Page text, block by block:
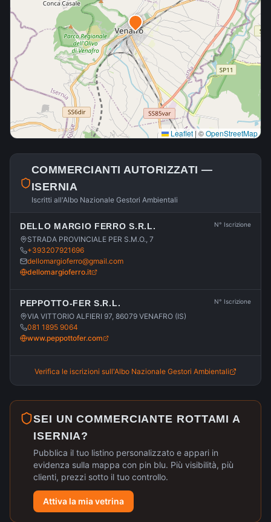
Leaflet | ©OpenStreetMap
COMMERCIANTI AUTORIZZATI —
ISERNIA
Iscritti all'Albo Nazionale Gestori Ambientali
DELLO MARGIO FERRO S.R.L.
STRADA PROVINCIALE PER S.M.O., 7
+393207921696
dellomargioferro@gmail.com
dellomargioferro.it
N° Iscrizione
PEPPOTTO-FER S.R.L.
VIA VITTORIO ALFIERI 97, 86079 VENAFRO (IS)
081 1895 9064
www.peppottofer.com
N° Iscrizione
Verifica le iscrizioni sull'Albo Nazionale Gestori Ambientali
SEI UN COMMERCIANTE ROTTAMI A
ISERNIA?
Pubblica il tuo listino personalizzato e appari in
evidenza sulla mappa con pin blu. Più visibilità, più
clienti, prezzi sotto il tuo controllo.
Attiva la mia vetrina